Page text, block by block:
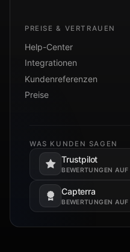
PREISE & VERTRAUEN
Help-Center
Integrationen
Kundenreferenzen
Preise
WAS KUNDEN SAGEN
Trustpilot
BEWERTUNGEN
Öffnet in einem
Capterra
BEWERTUNGEN
Öffnet in einem